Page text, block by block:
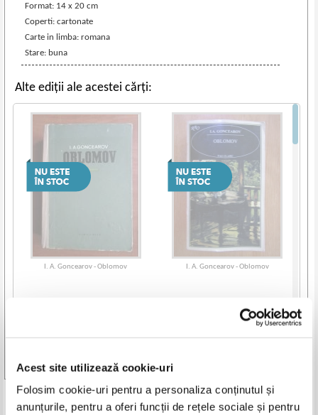
Acest site utilizează cookie-uri
Folosim cookie-uri pentru a personaliza conținutul și
anunțurile, pentru a oferi funcții de rețele sociale și pentru
Format: 14 x 20 cm
Coperti: cartonate
Carte in limba: romana
Stare: buna
Alte ediții ale acestei cărți:
I. A. Goncearov - Oblomov I. A. Goncearov - Oblomov
Vezi toate edițiile »
Produse din aceeasi categorie